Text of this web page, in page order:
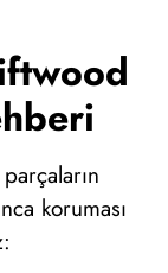
koruması